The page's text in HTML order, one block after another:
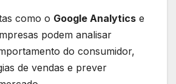
como o Google Analytics e
podem analisar
do consumidor,
de vendas e prever